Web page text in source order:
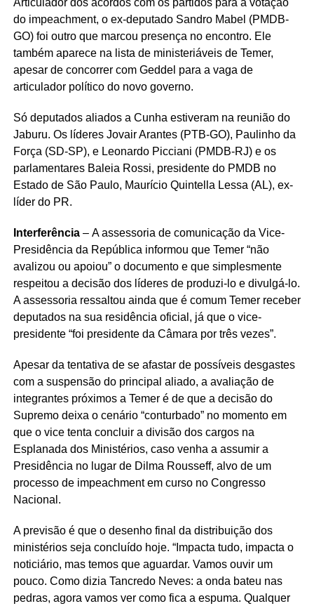
Articulador dos acordos com os partidos para a votação
do impeachment, o ex-deputado Sandro Mabel (PMDB-
GO) foi outro que marcou presença no encontro. Ele
também aparece na lista de ministeriáveis de Temer,
apesar de concorrer com Geddel para a vaga de
articulador político do novo governo.
Só deputados aliados a Cunha estiveram na reunião do
Jaburu. Os líderes Jovair Arantes (PTB-GO), Paulinho da
Força (SD-SP), e Leonardo Picciani (PMDB-RJ) e os
parlamentares Baleia Rossi, presidente do PMDB no
Estado de São Paulo, Maurício Quintella Lessa (AL), ex-
líder do PR.
Interferência– A assessoria de comunicação da Vice-
Presidência da República informou que Temer “não
avalizou ou apoiou” o documento e que simplesmente
respeitou a decisão dos líderes de produzi-lo e divulgá-lo.
A assessoria ressaltou ainda que é comum Temer receber
deputados na sua residência oficial, já que o vice-
presidente “foi presidente da Câmara por três vezes”.
Apesar da tentativa de se afastar de possíveis desgastes
com a suspensão do principal aliado, a avaliação de
integrantes próximos a Temer é de que a decisão do
Supremo deixa o cenário “conturbado” no momento em
que o vice tenta concluir a divisão dos cargos na
Esplanada dos Ministérios, caso venha a assumir a
Presidência no lugar de Dilma Rousseff, alvo de um
processo de impeachment em curso no Congresso
Nacional.
A previsão é que o desenho final da distribuição dos
ministérios seja concluído hoje. “Impacta tudo, impacta o
noticiário, mas temos que aguardar. Vamos ouvir um
pouco. Como dizia Tancredo Neves: a onda bateu nas
pedras, agora vamos ver como fica a espuma. Qualquer